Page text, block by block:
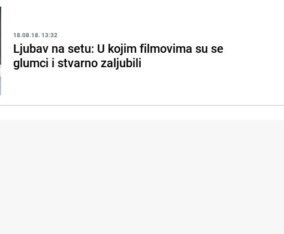
18.08.18. 13:32
Ljubav na setu: U kojim filmovima su se
glumci i stvarno zaljubili